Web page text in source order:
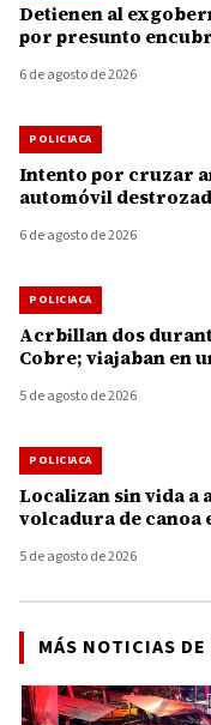
Detienen al
por presunto
6 de agosto de 2026
POLICIACA
Intento por cruzar
automóvil
6 de agosto de 2026
POLICIACA
Acrbillan dos
Cobre; viajaban en
5 de agosto de 2026
POLICIACA
Localizan sin vida a
volcadura de canoa
5 de agosto de 2026
MÁS NOTICIAS DE